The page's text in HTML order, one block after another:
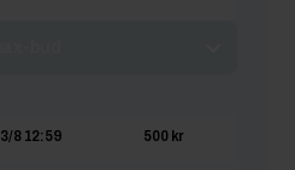
3/8 12:59 500 kr